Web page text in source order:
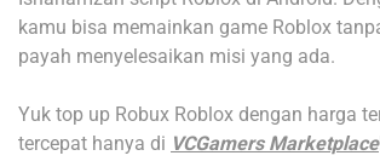
kamu bisa memainkan game Roblox
payah menyelesaikan misi yang ada.
Yuk top up Robux Roblox dengan harga
tercepat hanya di VCGamers Marketplace